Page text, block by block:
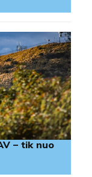
– tik nuo